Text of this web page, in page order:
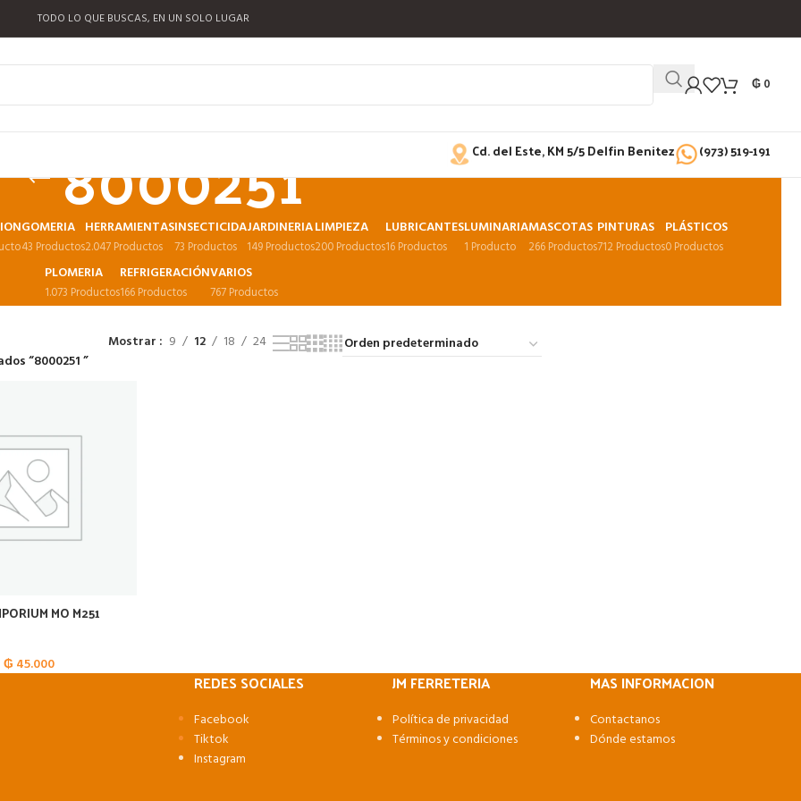
TODO LO QUE BUSCAS, EN UN SOLO LUGAR
₲0
Cd. del Este, KM 5/5 Delfin Benitez (973) 519-191
8000251
GOMERIA
43 Productos
HERRAMIENTAS
2.047 Productos
INSECTICIDA
73 Productos
JARDINERIA
149 Productos
LIMPIEZA
200 Productos
LUBRICANTES
16 Productos
LUMINARIA
1 Producto
MASCOTAS
266 Productos
PINTURAS
712 Productos
PLÁSTICOS
0 Productos
PLOMERIA
1.073 Productos
REFRIGERACIÓN
166 Productos
VARIOS
767 Productos
“8000251 ”
Mostrar 9 12 18 24
MO M251
₲ 45.000
REDES SOCIALES
Facebook
Tiktok
Instagram
JM FERRETERIA
Política de privacidad
Términos y condiciones
MAS INFORMACION
Contactanos
Dónde estamos